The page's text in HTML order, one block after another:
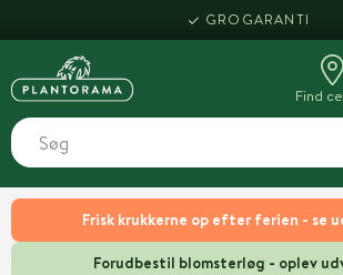
Frisk krukkerne op efter ferien - se
Forudbestil blomsterløg - oplev
HENT SAMME DAG
Find